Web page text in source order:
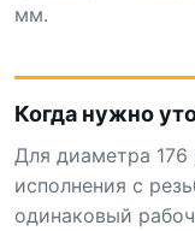
мм.
Когда нужно
Для диаметра
исполнения с
одинаковый